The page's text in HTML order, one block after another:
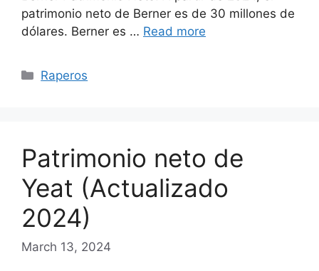
patrimonio neto de Berner es de 30 millones de
dólares. Berner es … Read more
Categories
Raperos
Patrimonio neto de
Yeat (Actualizado
2024)
March 13, 2024